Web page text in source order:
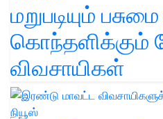
மறுபடியும்
விவசாயிகள்